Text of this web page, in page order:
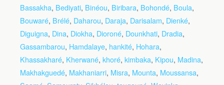
Bassakha, Bediyati, Binéou, Biribara, Bohondé, Boula,
Bouwaré, Brélé, Daharou, Daraja, Darisalam, Dienké,
Diguigna, Dina, Diokha, Dioroné, Dounkhati, Dradia,
Gassambarou, Hamdalaye, hankité, Hohara,
Khassakharé, Kherwané, khoré, kimbaka, Kipou, Madina,
Makhakguedé, Makhaniarri, Misra, Mounta, Moussansa,